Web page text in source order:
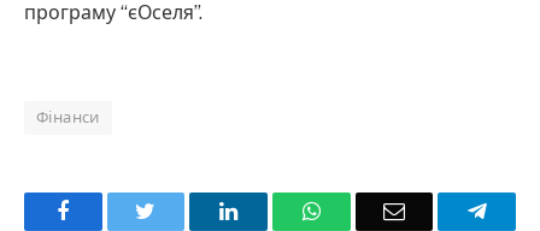
програму “єОселя”.
Фінанси
Facebook LinkedInWhatsAppEmail